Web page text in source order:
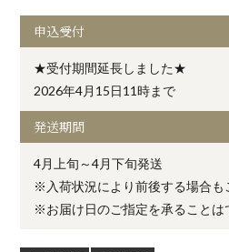
申込受付
★受付期間延長しました★
2026年4月15日11時まで
発送期間
4月上旬～4月下旬発送
※入荷状況により前後する場合も
※お届け日のご指定を承ることは